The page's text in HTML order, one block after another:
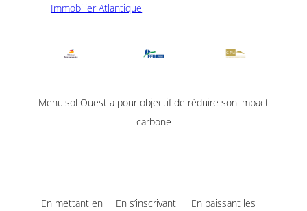
Immobilier Atlantique
Menuisol Ouest a pour objectif de réduire son impact
carbone
En mettant en
En s’inscrivant
En baissant les